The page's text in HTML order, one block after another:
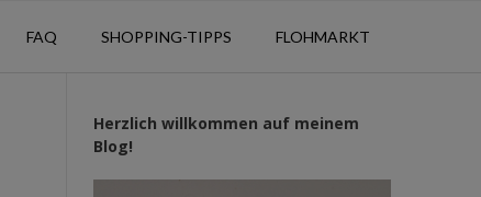
FAQ SHOPPING-TIPPS FLOHMARKT
Herzlich willkommen auf meinem
Blog!